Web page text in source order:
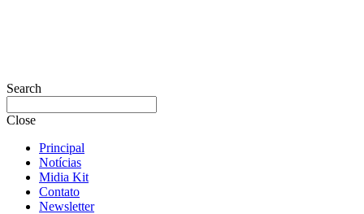
Search
Close
Principal
Notícias
Midia Kit
Contato
Newsletter